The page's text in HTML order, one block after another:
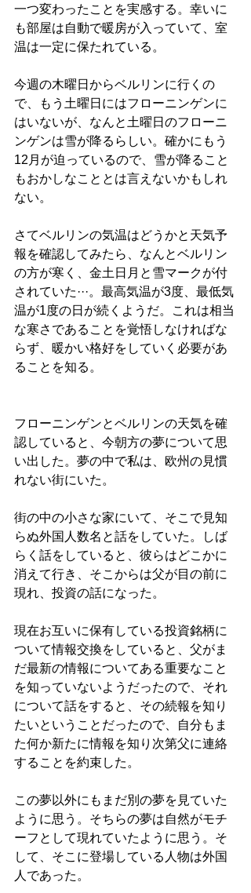
一つ変わったことを実感する。幸いに
も部屋は自動で暖房が入っていて、室
温は一定に保たれている。
今週の木曜日からベルリンに行くの
で、もう土曜日にはフローニンゲンに
はいないが、なんと土曜日のフローニ
ンゲンは雪が降るらしい。確かにもう
12月が迫っているので、雪が降ること
もおかしなこととは言えないかもしれ
ない。
さてベルリンの気温はどうかと天気予
報を確認してみたら、なんとベルリン
の方が寒く、金土日月と雪マークが付
されていた···。最高気温が3度、最低気
温が1度の日が続くようだ。これは相当
な寒さであることを覚悟しなければな
らず、暖かい格好をしていく必要があ
ることを知る。
フローニンゲンとベルリンの天気を確
認していると、今朝方の夢について思
い出した。夢の中で私は、欧州の見慣
れない街にいた。
街の中の小さな家にいて、そこで見知
らぬ外国人数名と話をしていた。しば
らく話をしていると、彼らはどこかに
消えて行き、そこからは父が目の前に
現れ、投資の話になった。
現在お互いに保有している投資銘柄に
ついて情報交換をしていると、父がま
だ最新の情報についてある重要なこと
を知っていないようだったので、それ
について話をすると、その続報を知り
たいということだったので、自分もま
た何か新たに情報を知り次第父に連絡
することを約束した。
この夢以外にもまだ別の夢を見ていた
ように思う。そちらの夢は自然がモチ
ーフとして現れていたように思う。そ
して、そこに登場している人物は外国
人であった。